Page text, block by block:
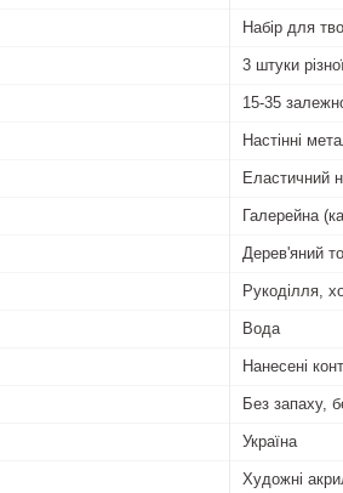
Набір для
3 штуки
15-35
Настінні
Еластичний
Галерейна
Дерев'яний
Рукоділля,
Вода
Нанесені
Без запаху,
Україна
Художні